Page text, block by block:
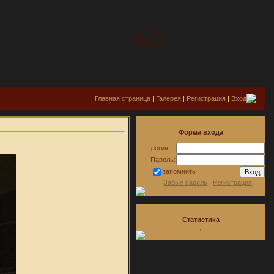
Пятница
2026-08-07
12:45:59
Главная страница | Галерея | Регистрация | Вход
Форма входа
Логин:
Пароль:
запомнить
Забыл пароль | Регистрация
Статистика